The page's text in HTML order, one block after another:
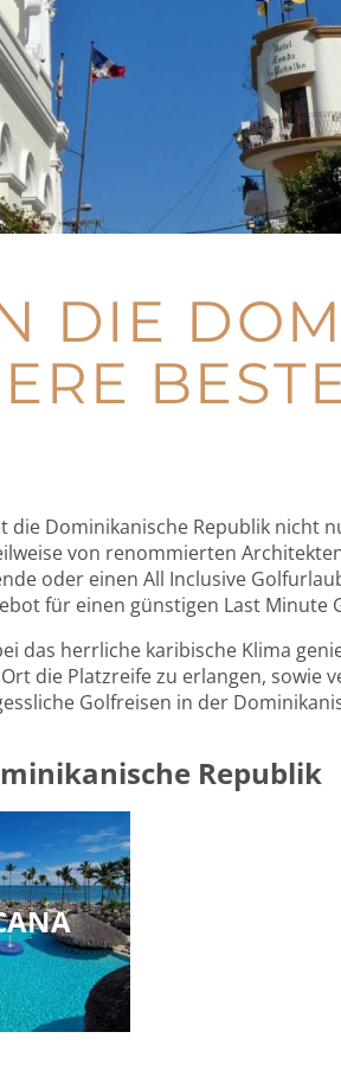
DIE
Dominikanische Republik nicht
von renommierten
oder einen All Inclusive
für einen günstigen Last
das herrliche karibische Klima
die Platzreife zu erlangen,
Golfreisen in der
Republik